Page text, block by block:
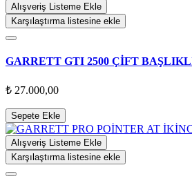
Alışveriş Listeme Ekle
Karşılaştırma listesine ekle
GARRETT GTI 2500 ÇİFT
₺ 27.000,00
Sepete Ekle
Alışveriş Listeme Ekle
Karşılaştırma listesine ekle